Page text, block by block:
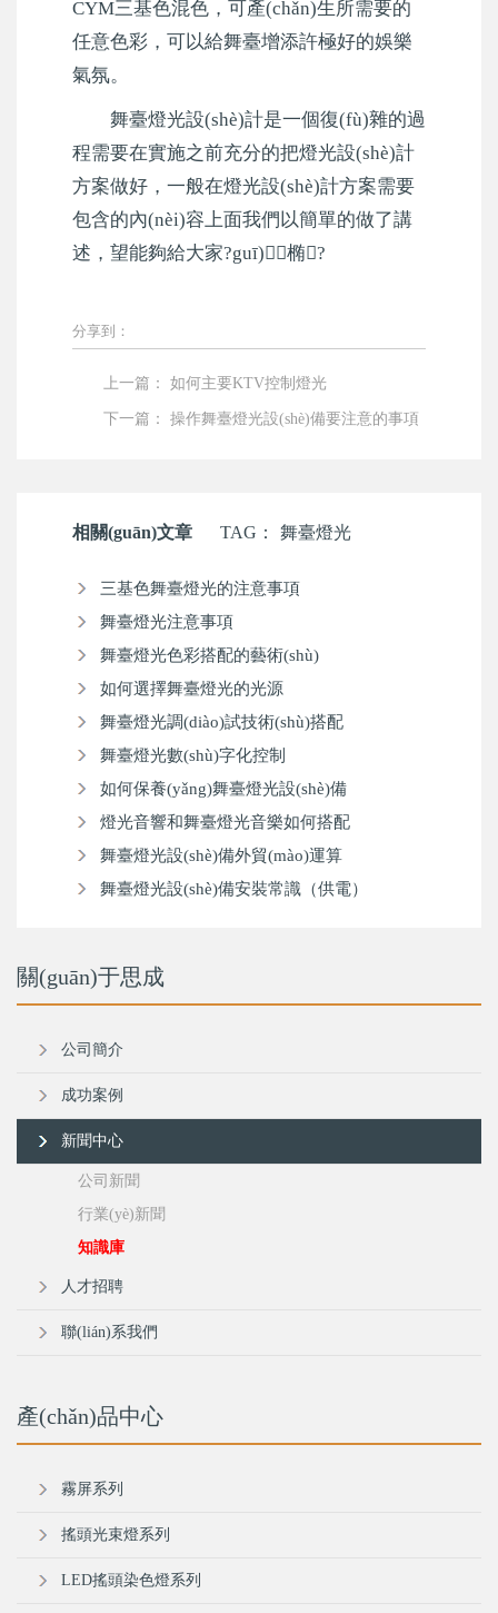
CYM三基色混色，可產(chǎn)生所需要的
任意色彩，可以給舞臺增添許極好的娛樂
氣氛。
舞臺燈光設(shè)計是一個復(fù)雜的過
程需要在實施之前充分的把燈光設(shè)計
方案做好，一般在燈光設(shè)計方案需要
包含的內(nèi)容上面我們以簡單的做了講
述，望能夠給大家?guī)椭?
分享到：
上一篇： 如何主要KTV控制燈光
下一篇： 操作舞臺燈光設(shè)備要注意的事項
相關(guān)文章 TAG： 舞臺燈光
三基色舞臺燈光的注意事項
舞臺燈光注意事項
舞臺燈光色彩搭配的藝術(shù)
如何選擇舞臺燈光的光源
舞臺燈光調(diào)試技術(shù)搭配
舞臺燈光數(shù)字化控制
如何保養(yǎng)舞臺燈光設(shè)備
燈光音響和舞臺燈光音樂如何搭配
舞臺燈光設(shè)備外貿(mào)運算
舞臺燈光設(shè)備安裝常識（供電）
關(guān)于思成
公司簡介
成功案例
新聞中心
公司新聞
行業(yè)新聞
知識庫
人才招聘
聯(lián)系我們
產(chǎn)品中心
霧屏系列
搖頭光束燈系列
LED搖頭染色燈系列